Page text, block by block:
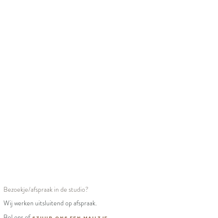
Bezoekje/afspraak in de studio?
Wij werken uitsluitend op afspraak.